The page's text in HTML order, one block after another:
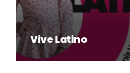
Vive Latino